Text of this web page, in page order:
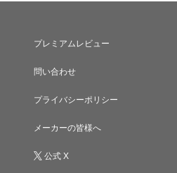
プレミアムレビュー
問い合わせ
プライバシーポリシー
メーカーの皆様へ
公式 X